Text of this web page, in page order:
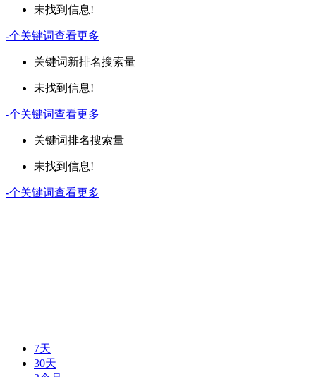
未找到信息!
-个关键词查看更多
关键词新排名搜索量
未找到信息!
-个关键词查看更多
关键词排名搜索量
未找到信息!
-个关键词查看更多
7天
30天